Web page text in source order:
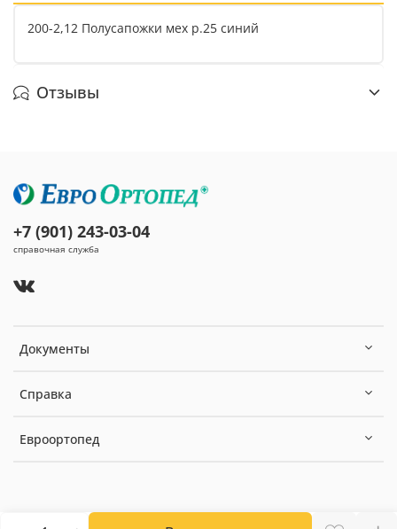
200-2,12 Полусапожки мех р.25 синий
Отзывы
Документы
Справка
Евроортопед
+7 (901) 243-03-04
справочная служба